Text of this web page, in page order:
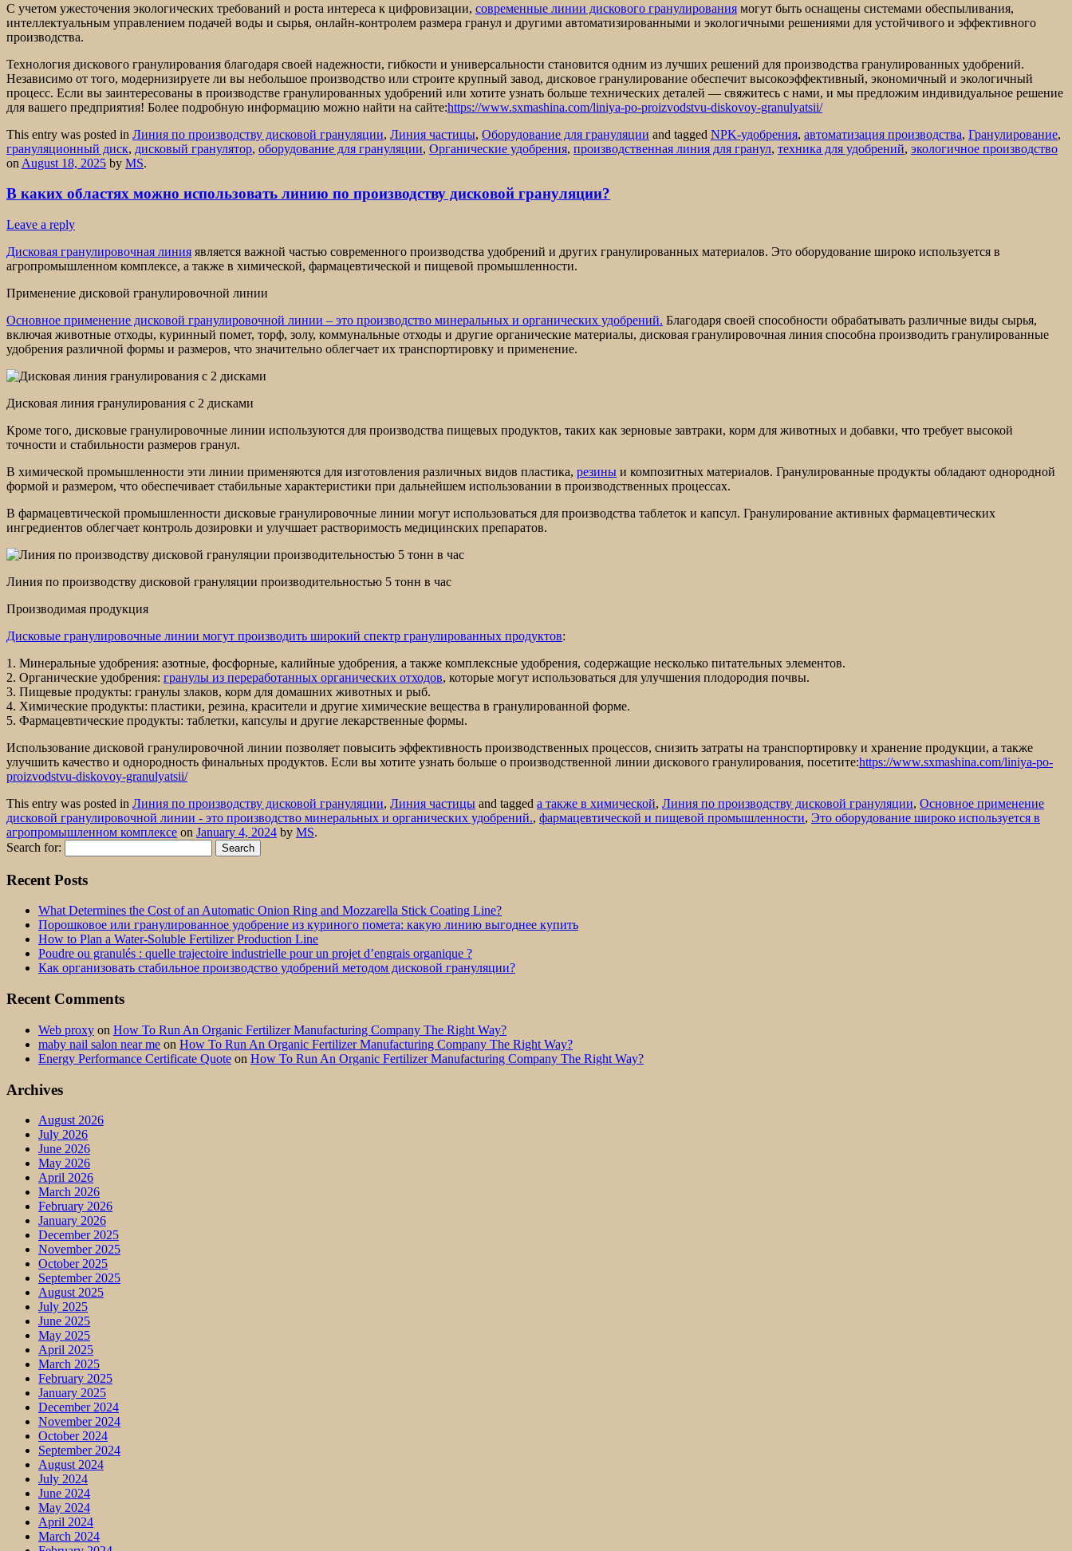
С учетом ужесточения экологических требований и роста интереса к цифровизации, современные линии дискового гранулирования могут быть оснащены системами обеспыливания,
интеллектуальным управлением подачей воды и сырья, онлайн-контролем размера гранул и другими автоматизированными и экологичными решениями для устойчивого и эффективного
производства.
Технология дискового гранулирования благодаря своей надежности, гибкости и универсальности становится одним из лучших решений для производства гранулированных удобрений.
Независимо от того, модернизируете ли вы небольшое производство или строите крупный завод, дисковое гранулирование обеспечит высокоэффективный, экономичный и экологичный
процесс. Если вы заинтересованы в производстве гранулированных удобрений или хотите узнать больше технических деталей — свяжитесь с нами, и мы предложим индивидуальное решение
для вашего предприятия! Более подробную информацию можно найти на сайте:https://www.sxmashina.com/liniya-po-proizvodstvu-diskovoy-granulyatsii/
This entry was posted in Линия по производству дисковой грануляции, Линия частицы, Оборудование для грануляции and tagged NPK-удобрения, автоматизация производства, Гранулирование,
грануляционный диск, дисковый гранулятор, оборудование для грануляции, Органические удобрения, производственная линия для гранул, техника для удобрений, экологичное производство
on August 18, 2025 by MS.
В каких областях можно использовать линию по производству дисковой грануляции?
Leave a reply
Дисковая гранулировочная линия является важной частью современного производства удобрений и других гранулированных материалов. Это оборудование широко используется в
агропромышленном комплексе, а также в химической, фармацевтической и пищевой промышленности.
Применение дисковой гранулировочной линии
Основное применение дисковой гранулировочной линии – это производство минеральных и органических удобрений. Благодаря своей способности обрабатывать различные виды сырья,
включая животные отходы, куринный помет, торф, золу, коммунальные отходы и другие органические материалы, дисковая гранулировочная линия способна производить гранулированные
удобрения различной формы и размеров, что значительно облегчает их транспортировку и применение.
Дисковая линия гранулирования с 2 дисками
Кроме того, дисковые гранулировочные линии используются для производства пищевых продуктов, таких как зерновые завтраки, корм для животных и добавки, что требует высокой
точности и стабильности размеров гранул.
В химической промышленности эти линии применяются для изготовления различных видов пластика, резины и композитных материалов. Гранулированные продукты обладают однородной
формой и размером, что обеспечивает стабильные характеристики при дальнейшем использовании в производственных процессах.
В фармацевтической промышленности дисковые гранулировочные линии могут использоваться для производства таблеток и капсул. Гранулирование активных фармацевтических
ингредиентов облегчает контроль дозировки и улучшает растворимость медицинских препаратов.
Линия по производству дисковой грануляции производительностью 5 тонн в час
Производимая продукция
Дисковые гранулировочные линии могут производить широкий спектр гранулированных продуктов:
1. Минеральные удобрения: азотные, фосфорные, калийные удобрения, а также комплексные удобрения, содержащие несколько питательных элементов.
2. Органические удобрения: гранулы из переработанных органических отходов, которые могут использоваться для улучшения плодородия почвы.
3. Пищевые продукты: гранулы злаков, корм для домашних животных и рыб.
4. Химические продукты: пластики, резина, красители и другие химические вещества в гранулированной форме.
5. Фармацевтические продукты: таблетки, капсулы и другие лекарственные формы.
Использование дисковой гранулировочной линии позволяет повысить эффективность производственных процессов, снизить затраты на транспортировку и хранение продукции, а также
улучшить качество и однородность финальных продуктов. Если вы хотите узнать больше о производственной линии дискового гранулирования, посетите:https://www.sxmashina.com/liniya-po-
proizvodstvu-diskovoy-granulyatsii/
This entry was posted in Линия по производству дисковой грануляции, Линия частицы and tagged а также в химической, Линия по производству дисковой грануляции, Основное применение
дисковой гранулировочной линии - это производство минеральных и органических удобрений., фармацевтической и пищевой промышленности, Это оборудование широко используется в
агропромышленном комплексе on January 4, 2024 by MS.
Search for:
Recent Posts
What Determines the Cost of an Automatic Onion Ring and Mozzarella Stick Coating Line?
Порошковое или гранулированное удобрение из куриного помета: какую линию выгоднее купить
How to Plan a Water-Soluble Fertilizer Production Line
Poudre ou granulés : quelle trajectoire industrielle pour un projet d’engrais organique ?
Как организовать стабильное производство удобрений методом дисковой грануляции?
Recent Comments
Web proxy on How To Run An Organic Fertilizer Manufacturing Company The Right Way?
maby nail salon near me on How To Run An Organic Fertilizer Manufacturing Company The Right Way?
Energy Performance Certificate Quote on How To Run An Organic Fertilizer Manufacturing Company The Right Way?
Archives
August 2026
July 2026
June 2026
May 2026
April 2026
March 2026
February 2026
January 2026
December 2025
November 2025
October 2025
September 2025
August 2025
July 2025
June 2025
May 2025
April 2025
March 2025
February 2025
January 2025
December 2024
November 2024
October 2024
September 2024
August 2024
July 2024
June 2024
May 2024
April 2024
March 2024